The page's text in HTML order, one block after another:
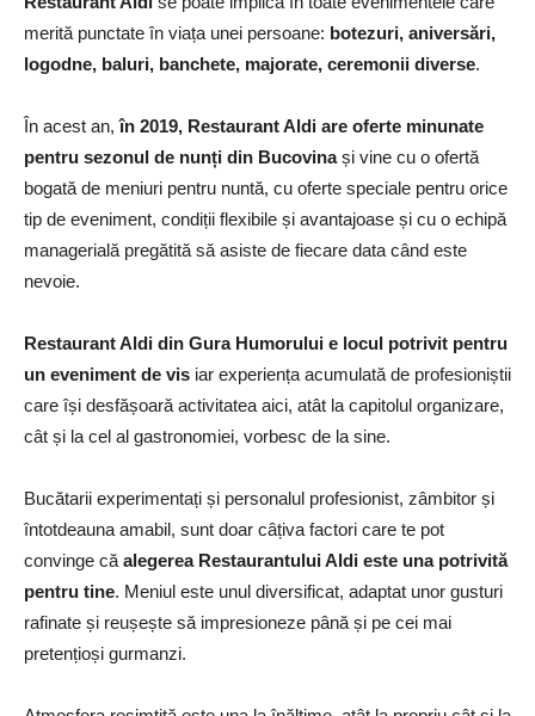
merită punctate în viața unei persoane: botezuri, aniversări,
logodne, baluri, banchete, majorate, ceremonii diverse.
În acest an,în 2019, Restaurant Aldi are oferte minunate
pentru sezonul de nunți din Bucovinași vine cu o ofertă
bogată de meniuri pentru nuntă, cu oferte speciale pentru orice
tip de eveniment, condiții flexibile și avantajoase și cu o echipă
managerială pregătită să asiste de fiecare data când este
nevoie.
Restaurant Aldi din Gura Humorului e locul potrivit pentru
un eveniment de vis iar experiența acumulată de profesioniștii
care își desfășoară activitatea aici, atât la capitolul organizare,
cât și la cel al gastronomiei, vorbesc de la sine.
Bucătarii experimentați și personalul profesionist, zâmbitor și
întotdeauna amabil, sunt doar câțiva factori care te pot
convinge că alegerea Restaurantului Aldi este una potrivită
pentru tine. Meniul este unul diversificat, adaptat unor gusturi
rafinate și reușește să impresioneze până și pe cei mai
pretențioși gurmanzi.